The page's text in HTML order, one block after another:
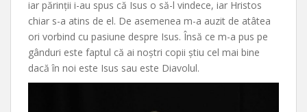
iar părinții i-au spus că Isus o să-l vindece, iar Hristos
chiar s-a atins de el. De asemenea m-a auzit de atâtea
ori vorbind cu pasiune despre Isus. Însă ce m-a pus pe
gânduri este faptul că ai noștri copii știu cel mai bine
dacă în noi este Isus sau este Diavolul.